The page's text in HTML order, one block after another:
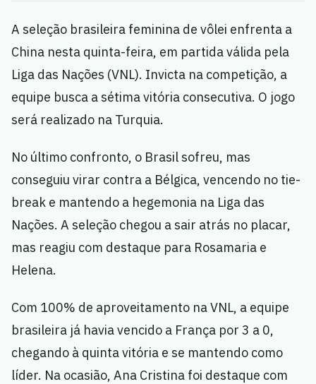
A seleção brasileira feminina de vôlei enfrenta a
China nesta quinta-feira, em partida válida pela
Liga das Nações (VNL). Invicta na competição, a
equipe busca a sétima vitória consecutiva. O jogo
será realizado na Turquia.
No último confronto, o Brasil sofreu, mas
conseguiu virar contra a Bélgica, vencendo no tie-
break e mantendo a hegemonia na Liga das
Nações. A seleção chegou a sair atrás no placar,
mas reagiu com destaque para Rosamaria e
Helena.
Com 100% de aproveitamento na VNL, a equipe
brasileira já havia vencido a França por 3 a 0,
chegando à quinta vitória e se mantendo como
líder. Na ocasião, Ana Cristina foi destaque com